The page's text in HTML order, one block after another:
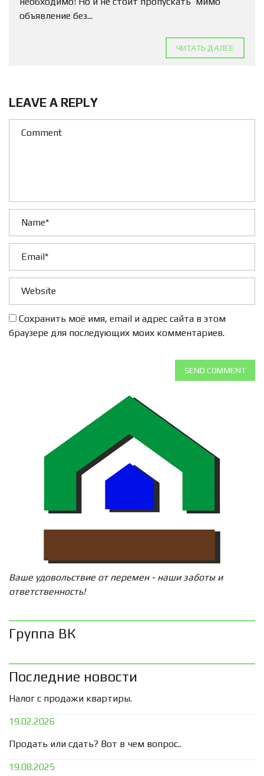
объявление без...
ЧИТАТЬ ДАЛЕЕ
LEAVE A REPLY
Сохранить моё имя, email и адрес сайта в этом
браузере для последующих моих комментариев.
SEND COMMENT
Ваше удовольствие от перемен - наши заботы и
ответственность!
Группа ВК
Последние новости
Налог с продажи квартиры.
19.02.2026
Продать или сдать? Вот в чем вопрос..
19.08.2025